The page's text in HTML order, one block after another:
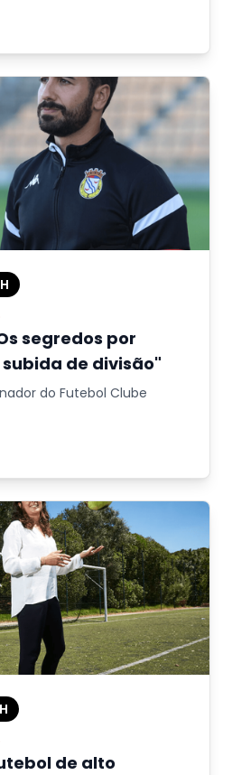
H
segredos por
de divisão"
do Futebol Clube
H
de alto